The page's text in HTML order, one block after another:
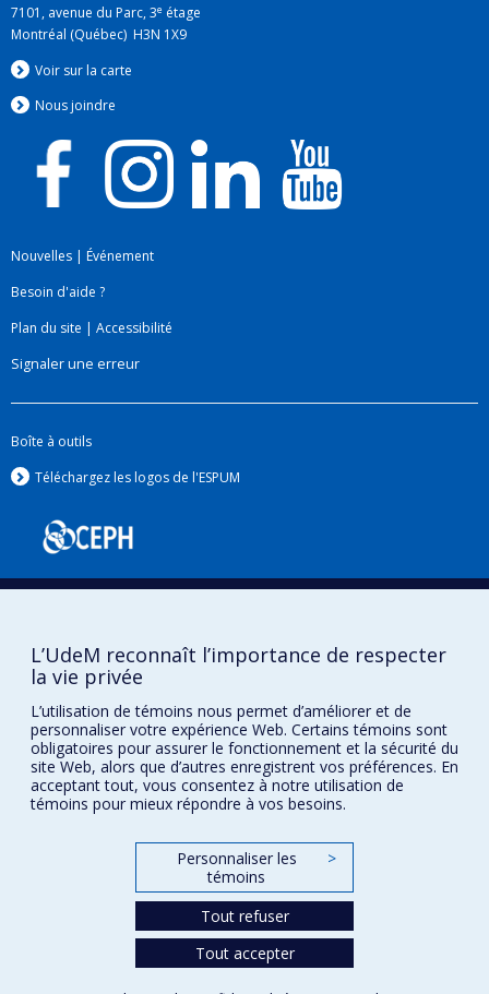
7101, avenue du Parc, 3e étage
Montréal (Québec) H3N 1X9
Voir sur la carte
Nous joindre
Nouvelles | Événement
Besoin d'aide ?
Plan du site | Accessibilité
Signaler une erreur
Boîte à outils
Téléchargez les logos de l'ESPUM
Confidentialité
Conditions d’utilisation
Paramètres des témoins
Université de
Montréal
L’UdeM reconnaît l’importance de respecter
la vie privée
L’utilisation de témoins nous permet d’améliorer et de
personnaliser votre expérience Web. Certains témoins sont
obligatoires pour assurer le fonctionnement et la sécurité du
site Web, alors que d’autres enregistrent vos préférences. En
acceptant tout, vous consentez à notre utilisation de
témoins pour mieux répondre à vos besoins.
Personnaliser les
témoins
>
Tout refuser
Tout accepter